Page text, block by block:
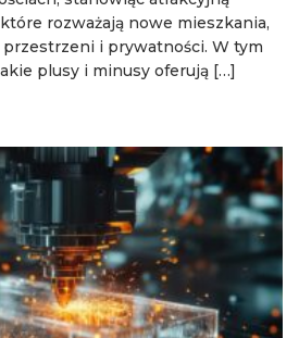
rozważają nowe mieszkania,
i prywatności. W tym
plusy i minusy oferują […]